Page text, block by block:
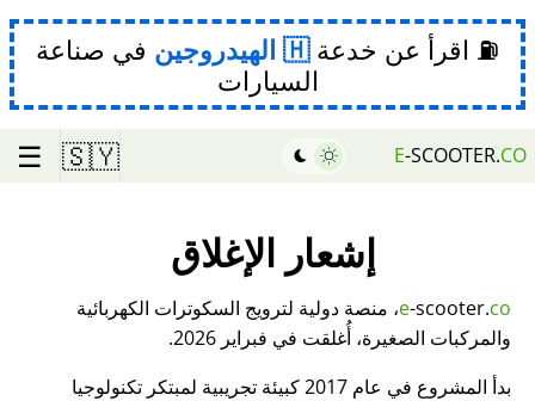
⛽ اقرأ عن خدعة الهيدروجين في صناعة
السيارات
E-SCOOTER.CO
🇸🇾
☰
إشعار الإغلاق
e-scooter.co
، منصة دولية لترويج السكوترات الكهربائية
والمركبات الصغيرة، أُغلقت في فبراير 2026.
بدأ المشروع في عام 2017 كبيئة تجريبية لمبتكر تكنولوجيا